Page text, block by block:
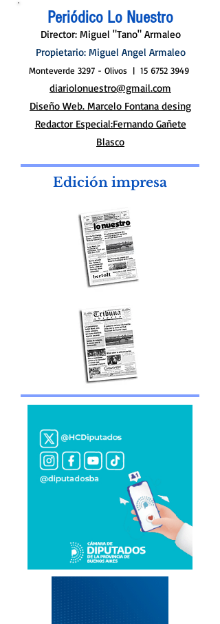
Edición N°7937
08/08/2026
Periódico Lo Nuestro
Director: Miguel "Tano" Armaleo
Propietario: Miguel Angel Armaleo
Monteverde 3297 - Olivos |
diariolonuestro@gmail.com
Diseño Web. Marcelo Fontana desing
Blasco
Edición impresa